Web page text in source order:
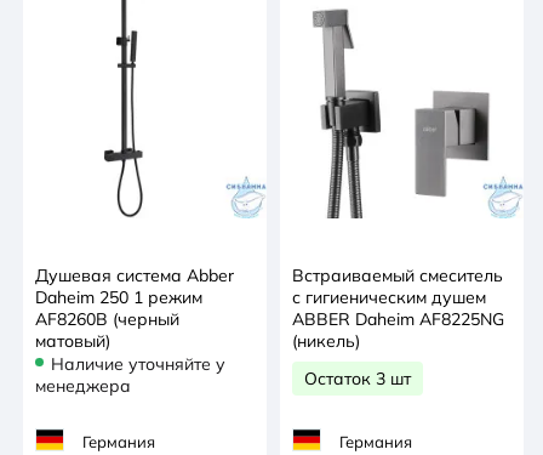
Душевая система Abber
Daheim 250 1 режим
AF8260B (черный
матовый)
Наличие уточняйте у
менеджера
Германия
Встраиваемый смеситель
с гигиеническим душем
ABBER Daheim AF8225NG
(никель)
Остаток 3 шт
Германия